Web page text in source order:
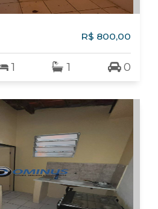
R$ 800,00
1 1 0